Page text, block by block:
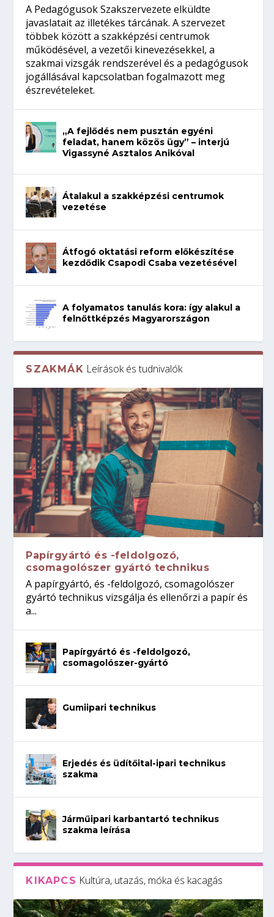
A Pedagógusok Szakszervezete elküldte
javaslatait az illetékes tárcának. A szervezet
többek között a szakképzési centrumok
működésével, a vezetői kinevezésekkel, a
szakmai vizsgák rendszerével és a pedagógusok
jogállásával kapcsolatban fogalmazott meg
észrevételeket.
„A fejlődés nem pusztán egyéni
feladat, hanem közös ügy” – interjú
Vigassyné Asztalos Anikóval
Átalakul a szakképzési centrumok
vezetése
Átfogó oktatási reform előkészítése
kezdődik Csapodi Csaba vezetésével
A folyamatos tanulás kora: így alakul a
felnőttképzés Magyarországon
SZAKMÁK Leírások és tudnivalók
Papírgyártó és -feldolgozó,
csomagolószer gyártó technikus
A papírgyártó, és -feldolgozó, csomagolószer
gyártó technikus vizsgálja és ellenőrzi a papír és
a...
Papírgyártó és -feldolgozó,
csomagolószer-gyártó
Gumiipari technikus
Erjedés és üdítőital-ipari technikus
szakma
Járműipari karbantartó technikus
szakma leírása
KIKAPCS Kultúra, utazás, móka és kacagás